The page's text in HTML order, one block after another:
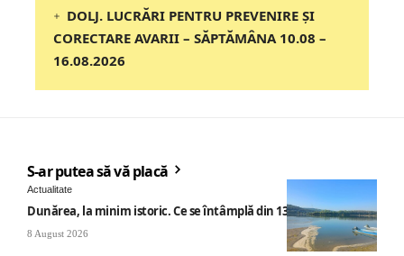
DOLJ. LUCRĂRI PENTRU PREVENIRE ȘI
CORECTARE AVARII – SĂPTĂMÂNA 10.08 –
16.08.2026
S-ar putea să vă placă
Actualitate
Dunărea, la minim istoric. Ce se întâmplă din 13 august
8 August 2026